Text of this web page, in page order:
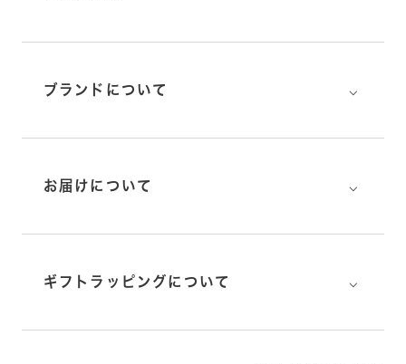
ブランドについて ⌵
お届けについて ⌵
ギフトラッピングについて ⌵